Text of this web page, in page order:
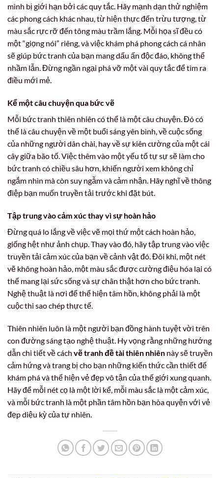
mình bị giới hạn bởi các quy tắc. Hãy mạnh dạn thử nghiệm
các phong cách khác nhau, từ hiện thực đến trừu tượng, từ
màu sắc rực rỡ đến tông màu trầm lắng. Mỗi họa sĩ đều có
một “giọng nói” riêng, và việc khám phá phong cách cá nhân
sẽ giúp bức tranh của bạn mang dấu ấn độc đáo, không thể
nhầm lẫn. Đừng ngần ngại phá vỡ một vài quy tắc để tìm ra
điều mới mẻ.
Kể một câu chuyện qua bức vẽ
Mỗi bức tranh thiên nhiên có thể là một câu chuyện. Đó có
thể là câu chuyện về một buổi sáng yên bình, về cuộc sống
của những người dân chài, hay về sự kiên cường của một cái
cây giữa bão tố. Việc thêm vào một yếu tố tự sự sẽ làm cho
bức tranh có chiều sâu hơn, khiến người xem không chỉ
ngắm nhìn mà còn suy ngẫm và cảm nhận. Hãy nghĩ về thông
điệp bạn muốn truyền tải trước khi đặt bút.
Tập trung vào cảm xúc thay vì sự hoàn hảo
Đừng quá lo lắng về việc vẽ mọi thứ một cách hoàn hảo,
giống hệt như ảnh chụp. Thay vào đó, hãy tập trung vào việc
truyền tải cảm xúc của bạn về cảnh vật đó. Đôi khi, một nét
vẽ không hoàn hảo, một màu sắc được cường điệu hóa lại có
thể mang lại sức sống và sự chân thật hơn cho bức tranh.
Nghệ thuật là nơi để thể hiện tâm hồn, không phải là một
cuộc thi sao chép thực tế.
Thiên nhiên luôn là một người bạn đồng hành tuyệt vời trên
con đường sáng tạo nghệ thuật. Hy vọng rằng những hướng
dẫn chi tiết về cách vẽ tranh đề tài thiên nhiên này sẽ truyền
cảm hứng và trang bị cho bạn những kiến thức cần thiết để
khám phá và thể hiện vẻ đẹp vô tận của thế giới xung quanh.
Hãy để mỗi nét cọ là một lời kể, mỗi màu sắc là một cảm xúc,
và mỗi bức tranh là một phần tâm hồn bạn hòa quyện với vẻ
đẹp diệu kỳ của tự nhiên.